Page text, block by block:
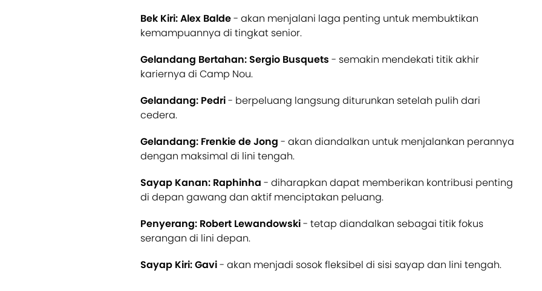
Bek Kiri: Alex Balde- akan menjalani laga penting untuk membuktikan
kemampuannya di tingkat senior.
Gelandang Bertahan: Sergio Busquets - semakin mendekati titik akhir
kariernya di Camp Nou.
Gelandang: Pedri- berpeluang langsung diturunkan setelah pulih dari
cedera.
Gelandang: Frenkie de Jong - akan diandalkan untuk menjalankan perannya
dengan maksimal di lini tengah.
Sayap Kanan: Raphinha - diharapkan dapat memberikan kontribusi penting
di depan gawang dan aktif menciptakan peluang.
Penyerang: Robert Lewandowski- tetap diandalkan sebagai titik fokus
serangan di lini depan.
Sayap Kiri: Gavi- akan menjadi sosok fleksibel di sisi sayap dan lini tengah.